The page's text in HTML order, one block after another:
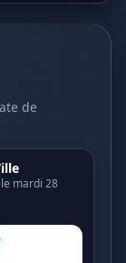
de
mardi 28